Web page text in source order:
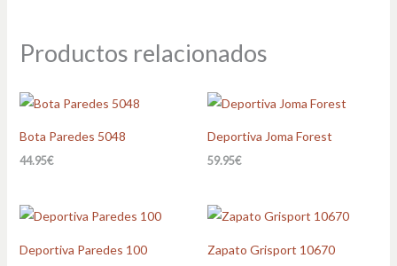
Productos relacionados
Bota Paredes 5048
44.95€
Deportiva Joma Forest
59.95€
Deportiva Paredes 100 Zapato Grisport 10670